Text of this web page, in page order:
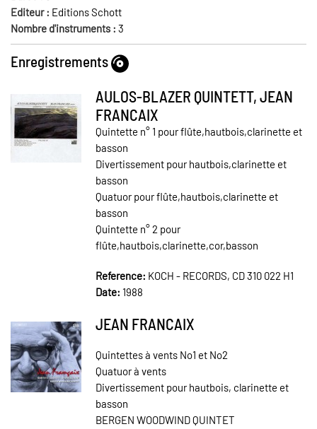
Editeur : Editions Schott
Nombre d'instruments : 3
Enregistrements
AULOS-BLAZER QUINTETT, JEAN
FRANCAIX
Quintette n° 1 pour flûte,hautbois,clarinette et
basson
Divertissement pour hautbois,clarinette et
basson
Quatuor pour flûte,hautbois,clarinette et
basson
Quintette n° 2 pour
flûte,hautbois,clarinette,cor,basson
Reference: KOCH - RECORDS, CD 310 022 H1
Date: 1988
JEAN FRANCAIX
Quintettes à vents No1 et No2
Quatuor à vents
Divertissement pour hautbois, clarinette et
basson
BERGEN WOODWIND QUINTET